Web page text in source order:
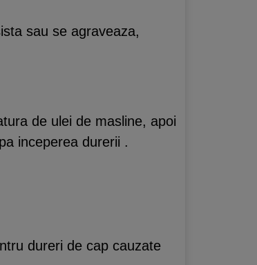
sau se agraveaza,
de ulei de masline, apoi
inceperea durerii .
dureri de cap cauzate